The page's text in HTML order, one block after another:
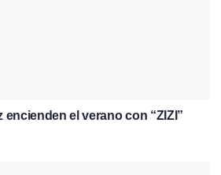
encienden el verano con “ZIZI”